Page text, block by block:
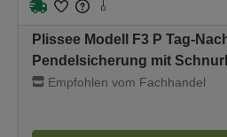
Plissee Modell F3 P Tag-
Pendelsicherung mit
Empfohlen vom Fachhandel